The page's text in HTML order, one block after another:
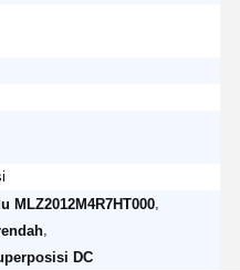
MLZ2012M4R7HT000
DC